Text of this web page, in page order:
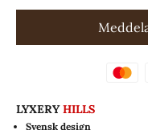
LYXERYHILLS
Svensk design